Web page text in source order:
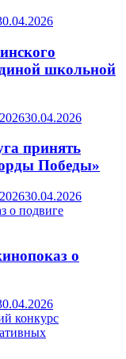
школьной
30.04.2026
принять
Победы»
30.04.2026
о подвиге
о
конкурс